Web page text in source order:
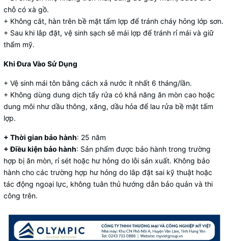
chỗ có xà gồ.
+ Không cắt, hàn trên bề mặt tấm lợp để tránh cháy hỏng lớp sơn.
+ Sau khi lắp đặt, vệ sinh sạch sẽ mái lợp để tránh rỉ mái và giữ
thẩm mỹ.
Khi Đưa Vào Sử Dụng
+ Vệ sinh mái tôn bằng cách xả nước ít nhất 6 tháng/lần.
+ Không dùng dung dịch tẩy rửa có khả năng ăn mòn cao hoặc
dung môi như dầu thông, xăng, dầu hỏa để lau rửa bề mặt tấm
lợp.
+ Thời gian bảo hành: 25 năm
+ Điều kiện bảo hành: Sản phẩm được bảo hành trong trường
hợp bị ăn mòn, rỉ sét hoặc hư hỏng do lỗi sản xuất. Không bảo
hành cho các trường hợp hư hỏng do lắp đặt sai kỹ thuật hoặc
tác động ngoại lực, không tuân thủ hướng dẫn bảo quản và thi
công trên.